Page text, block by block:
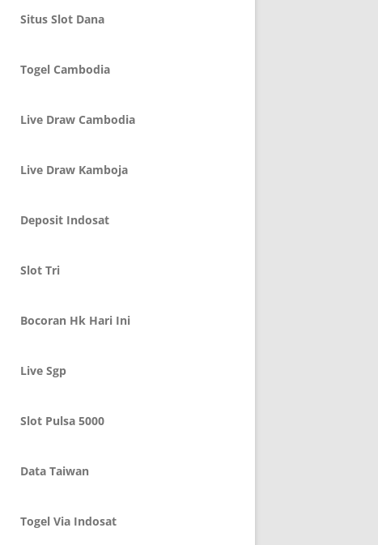
Situs Slot Dana
Togel Cambodia
Live Draw Cambodia
Live Draw Kamboja
Deposit Indosat
Slot Tri
Bocoran Hk Hari Ini
Live Sgp
Slot Pulsa 5000
Data Taiwan
Togel Via Indosat